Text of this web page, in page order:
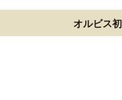
オルビス